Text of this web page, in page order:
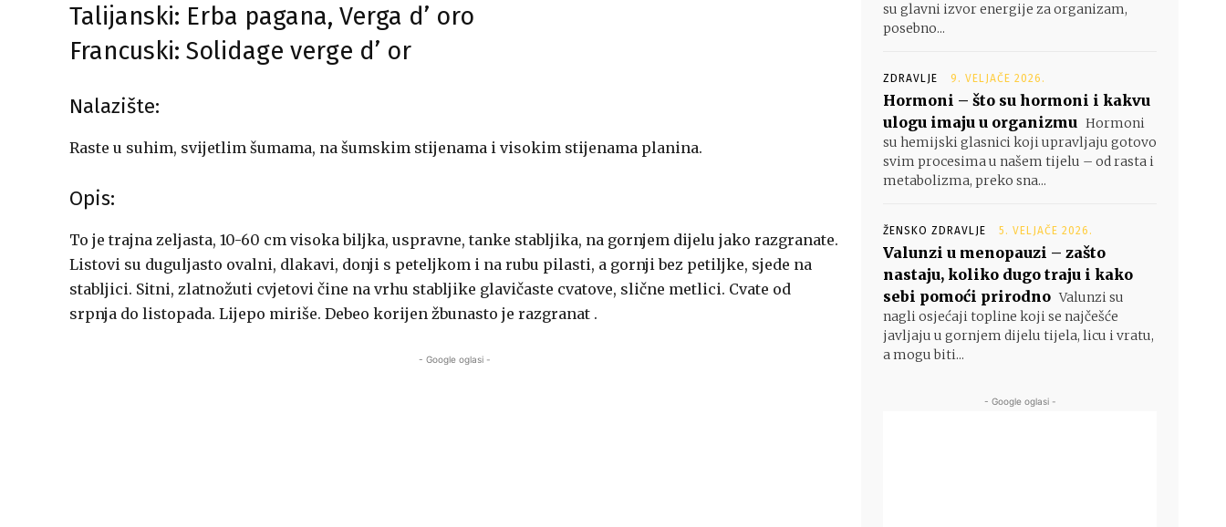
Talijanski: Erba pagana, Verga d’ oro
Francuski: Solidage verge d’ or
Nalazište:
Raste u suhim, svijetlim šumama, na šumskim stijenama i visokim stijenama planina.
Opis:
To je trajna zeljasta, 10-60 cm visoka biljka, uspravne, tanke stabljika, na gornjem dijelu jako razgranate.
Listovi su duguljasto ovalni, dlakavi, donji s peteljkom i na rubu pilasti, a gornji bez petiljke, sjede na
stabljici. Sitni, zlatnožuti cvjetovi čine na vrhu stabljike glavičaste cvatove, slične metlici. Cvate od
srpnja do listopada. Lijepo miriše. Debeo korijen žbunasto je razgranat .
- Google oglasi -
su glavni izvor energije za organizam,
posebno...
ZDRAVLJE 9. VELJAČE 2026.
Hormoni – što su hormoni i kakvu
ulogu imaju u organizmu Hormoni
su hemijski glasnici koji upravljaju gotovo
svim procesima u našem tijelu – od rasta i
metabolizma, preko sna...
ŽENSKO ZDRAVLJE 5. VELJAČE 2026.
Valunzi u menopauzi – zašto
nastaju, koliko dugo traju i kako
sebi pomoći prirodno Valunzi su
nagli osjećaji topline koji se najčešće
javljaju u gornjem dijelu tijela, licu i vratu,
a mogu biti...
- Google oglasi -